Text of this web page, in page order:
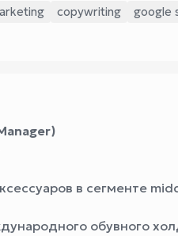
copywriting
google
в сегменте
обувного